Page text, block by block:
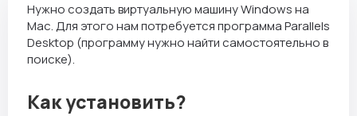
Нужно создать виртуальную машину Windows на
Mac. Для этого нам потребуется программа Parallels
Desktop (программу нужно найти самостоятельно в
поиске).
Как установить?